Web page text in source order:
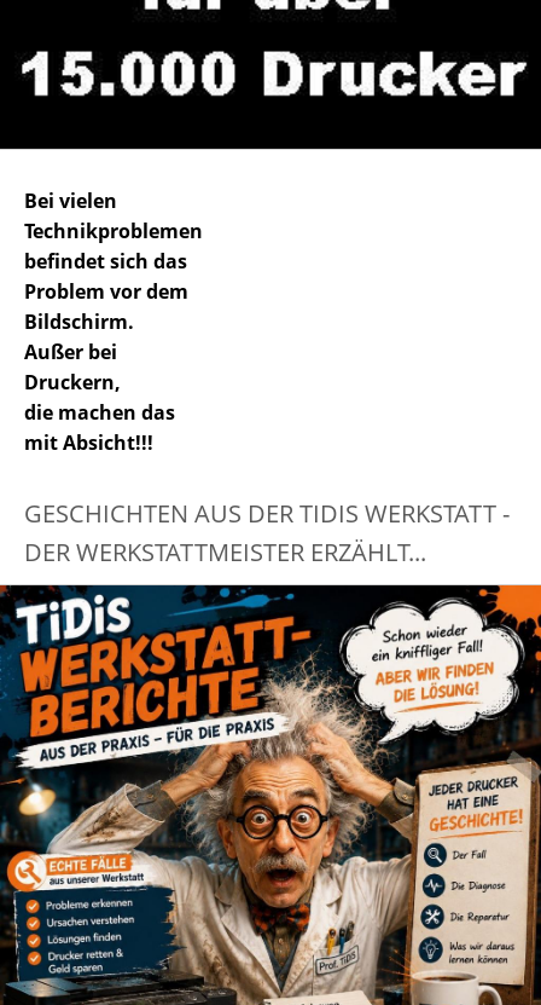
Bei vielen
Technikproblemen
befindet sich das
Problem vor dem
Bildschirm.
Außer bei
Druckern,
die machen das
mit Absicht!!!
GESCHICHTEN AUS DER TIDIS WERKSTATT -
DER WERKSTATTMEISTER ERZÄHLT...